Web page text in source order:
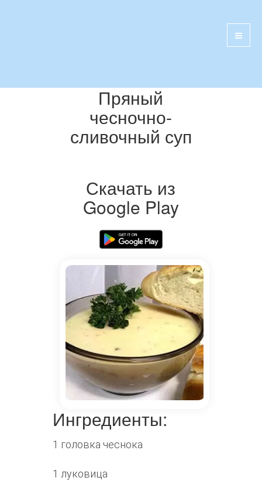
Пряный
чесночно-
сливочный суп
Скачать из
Google Play
Ингредиенты:
1 головка чеснока
1 луковица